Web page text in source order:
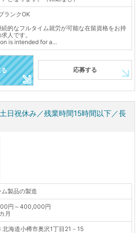
ランクOK
続的なフルタイム就労が可能な在留資格をお持
人です。
is intended for a...
応募する
日祝休み／残業時間15時間以下／長
製品の製造
円～400,000円
月
海道小樽市奥沢1丁目21－15